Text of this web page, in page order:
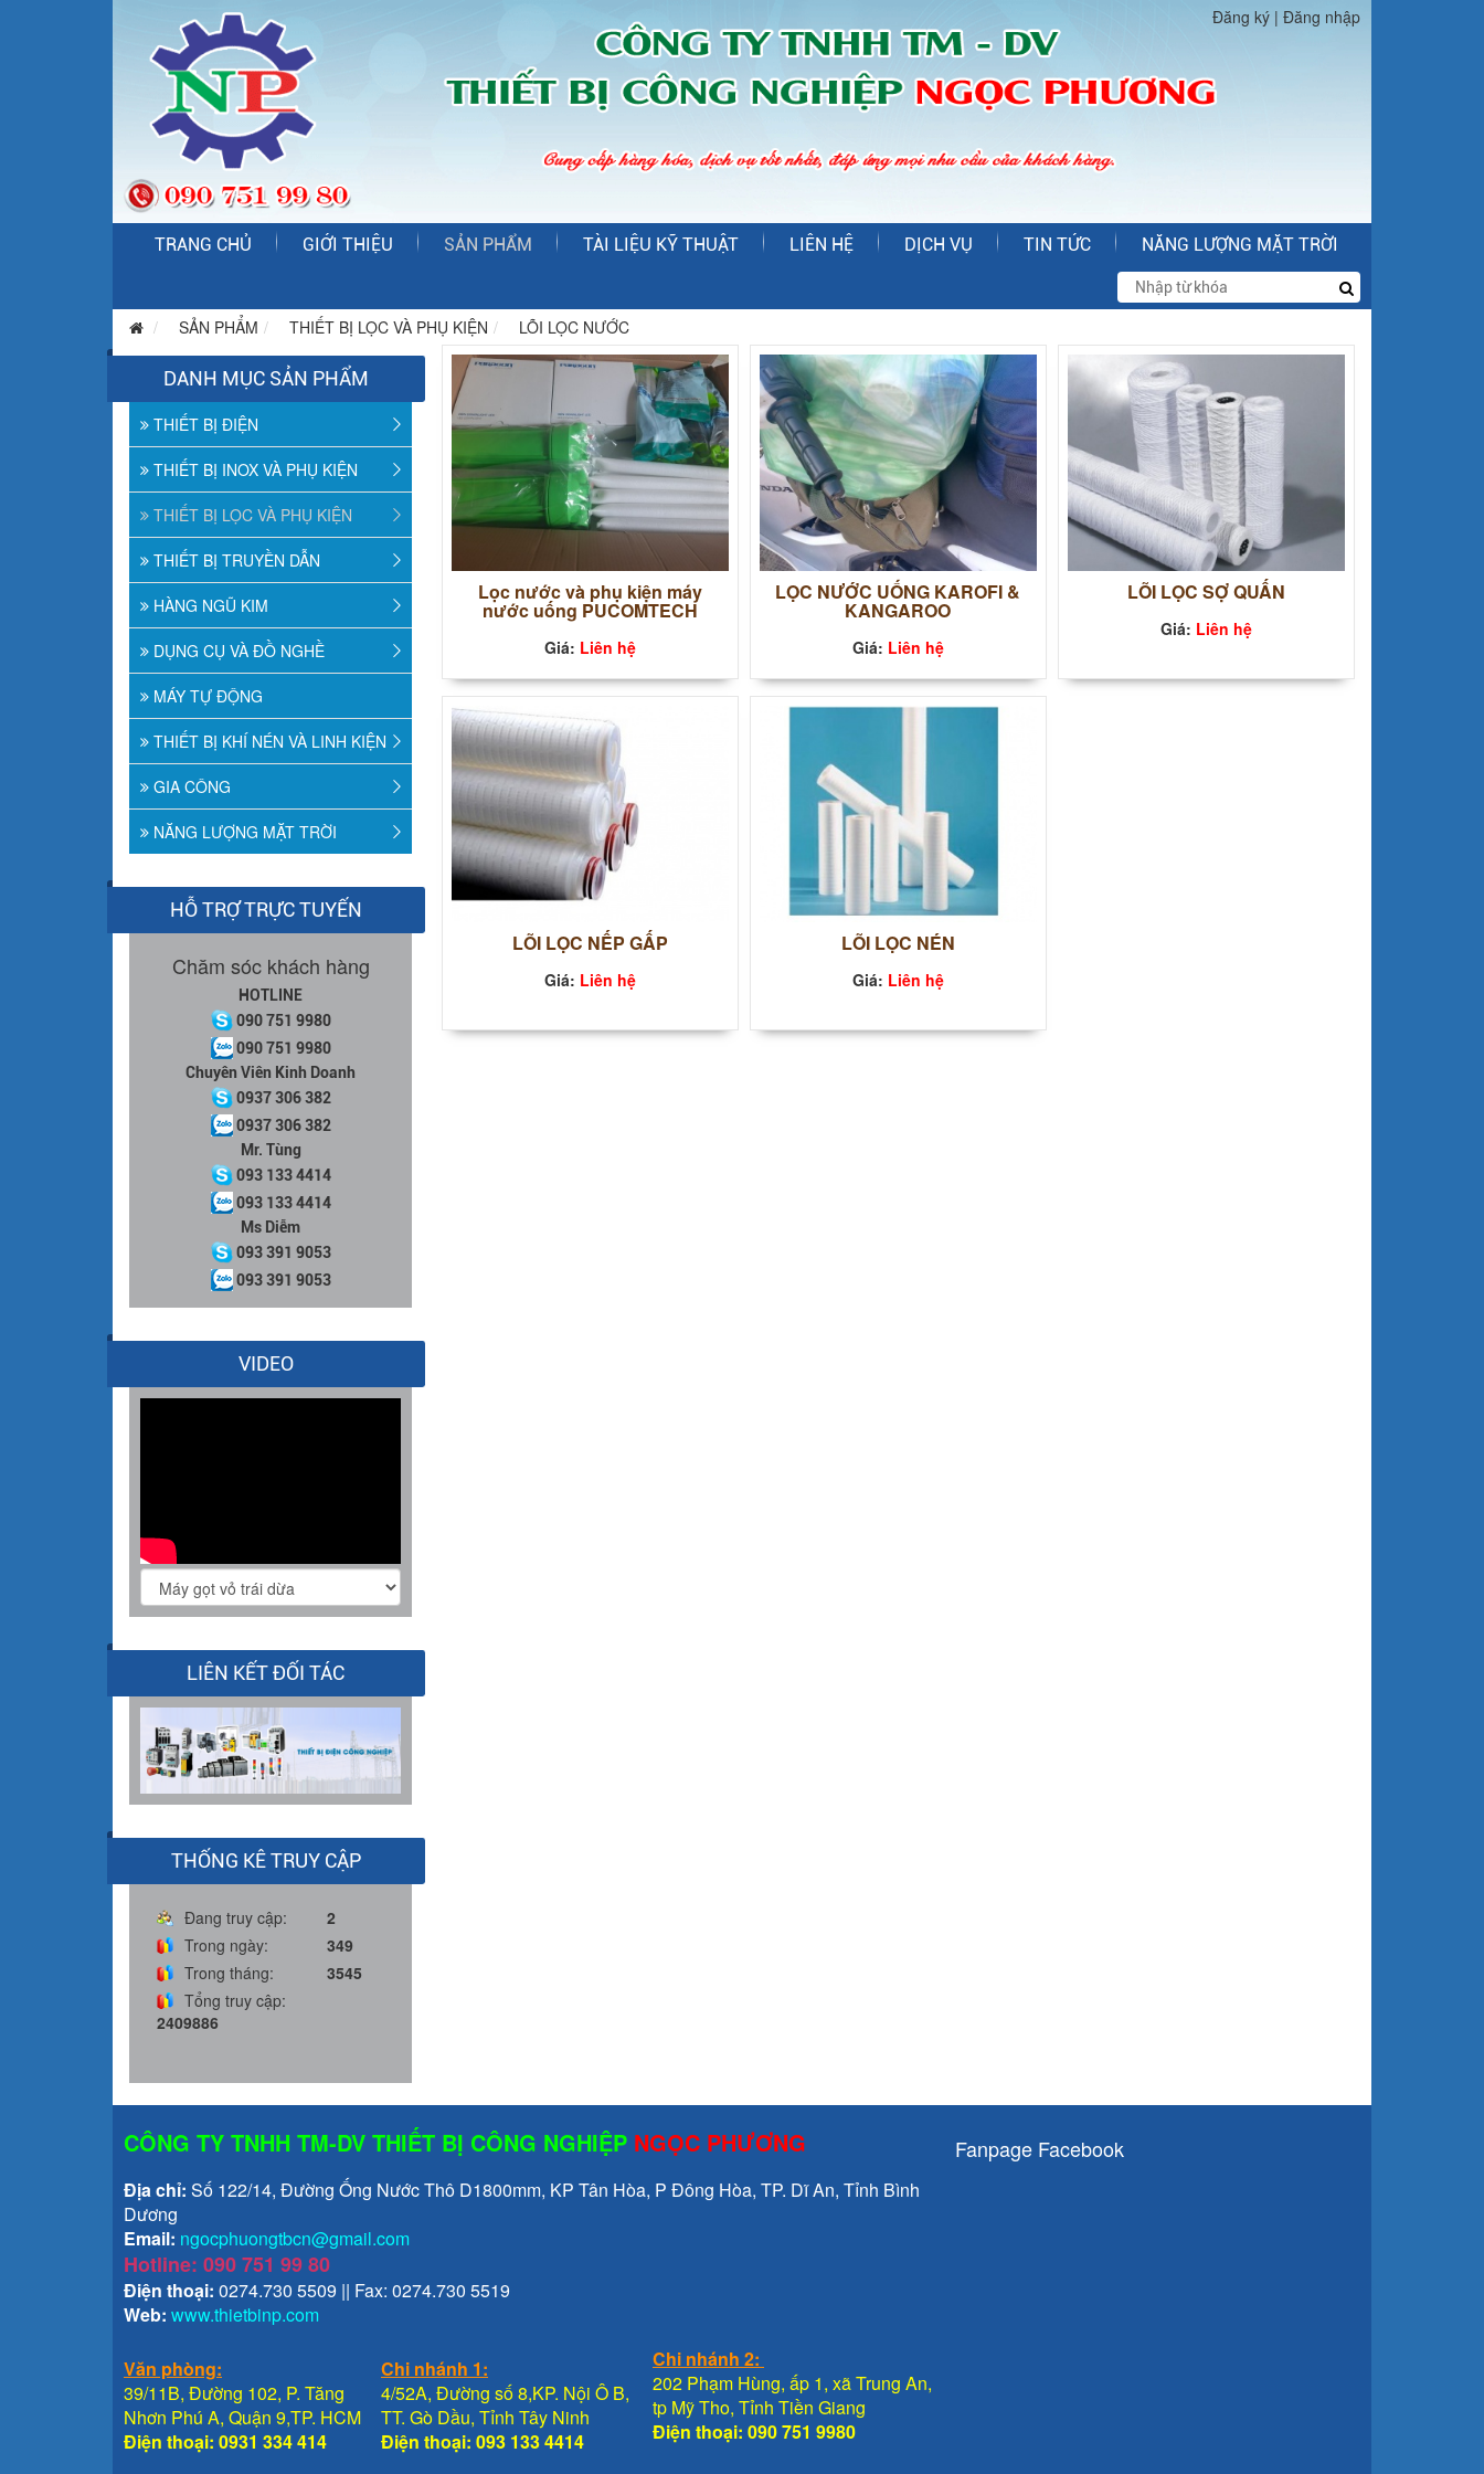
Đăng ký | Đăng nhập
TRANG CHỦ GIỚI THIỆU SẢN PHẨM TÀI LIỆU KỸ THUẬT LIÊN HỆ DỊCH VỤ TIN TỨC NĂNG LƯỢNG MẶT TRỜI
SẢN PHẨM THIẾT BỊ LỌC VÀ PHỤ KIỆN LÕI LỌC NƯỚC
DANH MỤC SẢN PHẨM
THIẾT BỊ ĐIỆN
THIẾT BỊ INOX VÀ PHỤ KIỆN
THIẾT BỊ LỌC VÀ PHỤ KIỆN
THIẾT BỊ TRUYỀN DẪN
HÀNG NGŨ KIM
DỤNG CỤ VÀ ĐỒ NGHỀ
MÁY TỰ ĐỘNG
THIẾT BỊ KHÍ NÉN VÀ LINH KIỆN
GIA CÔNG
NĂNG LƯỢNG MẶT TRỜI
HỖ TRỢ TRỰC TUYẾN
Chăm sóc khách hàng
HOTLINE
090 751 9980
090 751 9980
Chuyên Viên Kinh Doanh
0937 306 382
0937 306 382
Mr. Tùng
093 133 4414
093 133 4414
Ms Diễm
093 391 9053
093 391 9053
VIDEO
LIÊN KẾT ĐỐI TÁC
THỐNG KÊ TRUY CẬP
Đang truy cập:
2
Trong ngày:
349
Trong tháng:
3545
Tổng truy cập:
2409886
Lọc nước và phụ kiện máy
nước uống PUCOMTECH
Giá: Liên hệ
LỌC NƯỚC UỐNG KAROFI &
KANGAROO
Giá: Liên hệ
LÕI LỌC SỢ QUẤN
Giá: Liên hệ
LÕI LỌC NẾP GẤP
Giá: Liên hệ
LÕI LỌC NÉN
Giá: Liên hệ
CÔNG TY TNHH TM-DV THIẾT BỊ CÔNG NGHIỆP NGỌC PHƯƠNG
Địa chỉ: Số 122/14, Đường Ống Nước Thô D1800mm, KP Tân Hòa, P Đông Hòa, TP. Dĩ An, Tỉnh Bình
Dương
Email: ngocphuongtbcn@gmail.com
Hotline: 090 751 99 80
Điện thoại: 0274.730 5509 || Fax: 0274.730 5519
Web: www.thietbinp.com
Văn phòng:
39/11B, Đường 102, P. Tăng
Nhơn Phú A, Quận 9,TP. HCM
Điện thoại: 0931 334 414
Chi nhánh 1:
4/52A, Đường số 8,KP. Nội Ô B,
TT. Gò Dầu, Tỉnh Tây Ninh
Điện thoại: 093 133 4414
Chi nhánh 2:
202 Phạm Hùng, ấp 1, xã Trung An,
tp Mỹ Tho, Tỉnh Tiền Giang
Điện thoại: 090 751 9980
Fanpage Facebook